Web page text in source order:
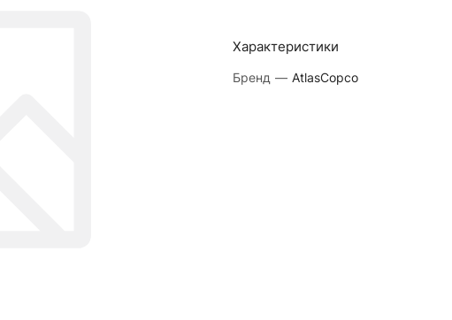
Характеристики
Бренд — AtlasCopco